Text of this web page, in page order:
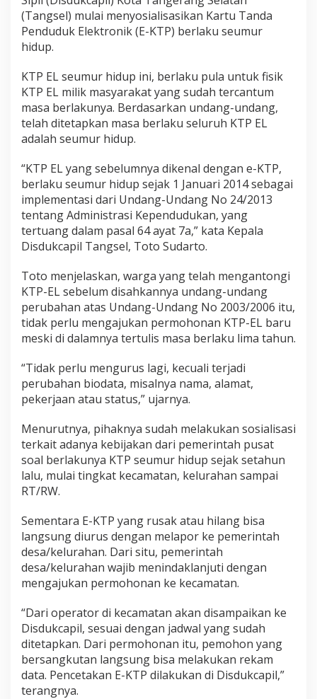
(Tangsel) mulai menyosialisasikan Kartu Tanda
Penduduk Elektronik (E-KTP) berlaku seumur
hidup.
KTP EL seumur hidup ini, berlaku pula untuk fisik
KTP EL milik masyarakat yang sudah tercantum
masa berlakunya. Berdasarkan undang-undang,
telah ditetapkan masa berlaku seluruh KTP EL
adalah seumur hidup.
“KTP EL yang sebelumnya dikenal dengan e-KTP,
berlaku seumur hidup sejak 1 Januari 2014 sebagai
implementasi dari Undang-Undang No 24/2013
tentang Administrasi Kependudukan, yang
tertuang dalam pasal 64 ayat 7a,” kata Kepala
Disdukcapil Tangsel, Toto Sudarto.
Toto menjelaskan, warga yang telah mengantongi
KTP-EL sebelum disahkannya undang-undang
perubahan atas Undang-Undang No 2003/2006 itu,
tidak perlu mengajukan permohonan KTP-EL baru
meski di dalamnya tertulis masa berlaku lima tahun.
“Tidak perlu mengurus lagi, kecuali terjadi
perubahan biodata, misalnya nama, alamat,
pekerjaan atau status,” ujarnya.
Menurutnya, pihaknya sudah melakukan sosialisasi
terkait adanya kebijakan dari pemerintah pusat
soal berlakunya KTP seumur hidup sejak setahun
lalu, mulai tingkat kecamatan, kelurahan sampai
RT/RW.
Sementara E-KTP yang rusak atau hilang bisa
langsung diurus dengan melapor ke pemerintah
desa/kelurahan. Dari situ, pemerintah
desa/kelurahan wajib menindaklanjuti dengan
mengajukan permohonan ke kecamatan.
“Dari operator di kecamatan akan disampaikan ke
Disdukcapil, sesuai dengan jadwal yang sudah
ditetapkan. Dari permohonan itu, pemohon yang
bersangkutan langsung bisa melakukan rekam
data. Pencetakan E-KTP dilakukan di Disdukcapil,”
terangnya.